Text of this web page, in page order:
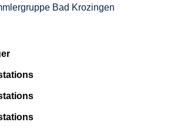
Bad Krozingen